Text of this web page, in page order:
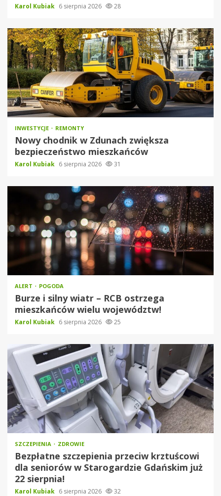
Karol Kubiak 6 sierpnia 2026 28
INWESTYCJE REMONTY
Nowy chodnik w Zdunach zwiększa
bezpieczeństwo mieszkańców
Karol Kubiak 6 sierpnia 2026 31
ALERT POGODA
Burze i silny wiatr – RCB ostrzega
mieszkańców wielu województw!
Karol Kubiak 6 sierpnia 2026 25
SZCZEPIENIA ZDROWIE
Bezpłatne szczepienia przeciw krztuścowi
dla seniorów w Starogardzie Gdańskim już
22 sierpnia!
Karol Kubiak 6 sierpnia 2026 32